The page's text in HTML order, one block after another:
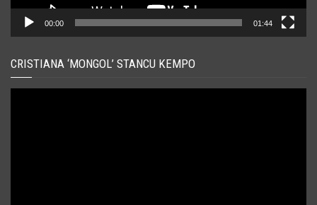
00:00 01:44
CRISTIANA ‘MONGOL’ STANCU KEMPO